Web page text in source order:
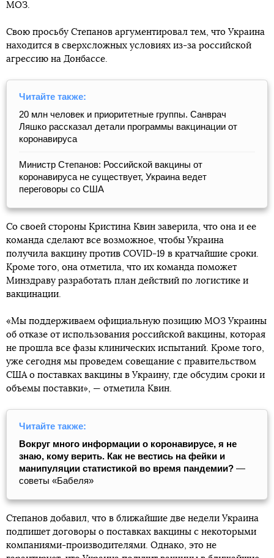
МОЗ.
Свою просьбу Степанов аргументировал тем, что Украина
находится в сверхсложных условиях из-за российской
агрессию на Донбассе.
Читайте также:
20 млн человек и приоритетные группы. Санврач
Ляшко рассказал детали программы вакцинации от
коронавируса
Министр Степанов: Российской вакцины от
коронавируса не существует, Украина ведет
переговоры со США
Со своей стороны Кристина Квин заверила, что она и ее
команда сделают все возможное, чтобы Украина
получила вакцину против COVID-19 в кратчайшие сроки.
Кроме того, она отметила, что их команда поможет
Минздраву разработать план действий по логистике и
вакцинации.
«Мы поддерживаем официальную позицию МОЗ Украины
об отказе от использования российской вакцины, которая
не прошла все фазы клинических испытаний. Кроме того,
уже сегодня мы проведем совещание с правительством
США о поставках вакцины в Украину, где обсудим сроки и
объемы поставки», — отметила Квин.
Читайте также:
Вокруг много информации о коронавирусе, я не
знаю, кому верить. Как не вестись на фейки и
манипуляции статистикой во время пандемии? —
советы «Бабеля»
Степанов добавил, что в ближайшие две недели Украина
подпишет договоры о поставках вакцины с некоторыми
компаниями-производителями. Однако, это не